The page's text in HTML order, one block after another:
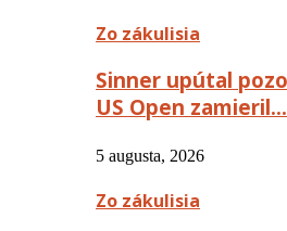
Zo zákulisia
Sinner upútal
US Open zamieril…
5 augusta, 2026
Zo zákulisia